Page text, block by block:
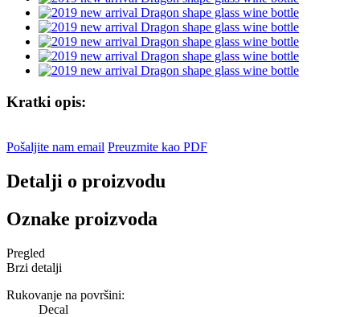
Kratki opis:
Pošaljite nam email Preuzmite kao PDF
Detalji o proizvodu
Oznake proizvoda
Pregled
Brzi detalji
Rukovanje na površini:
Decal